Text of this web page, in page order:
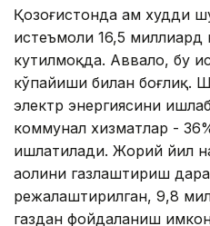
Қозоғистонда ҳам худди
истеъмоли 16,5 миллиард
кутилмоқда. Аввало, бу
кўпайиши билан боғлиқ.
электр энергиясини
коммунал хизматлар -
ишлатилади. Жорий йил
аҳолини газлаштириш
режалаштирилган, 9,8
газдан фойдаланиш